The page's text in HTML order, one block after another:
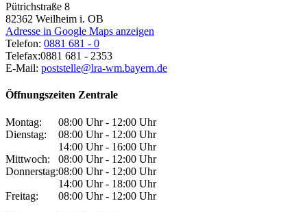
Pütrichstraße 8
82362 Weilheim i. OB
Adresse in Google Maps anzeigen
Telefon: 0881 681 - 0
Telefax:0881 681 - 2353
E-Mail: poststelle@lra-wm.bayern.de
Öffnungszeiten Zentrale
Montag:
08:00 Uhr - 12:00 Uhr
Dienstag:
08:00 Uhr - 12:00 Uhr
14:00 Uhr - 16:00 Uhr
Mittwoch:
08:00 Uhr - 12:00 Uhr
Donnerstag:08:00 Uhr - 12:00 Uhr
14:00 Uhr - 18:00 Uhr
Freitag:
08:00 Uhr - 12:00 Uhr